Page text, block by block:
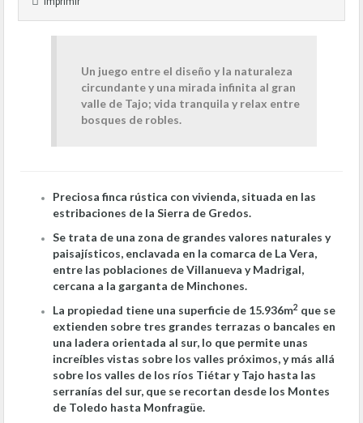
Un juego entre el diseño y la naturaleza
circundante y una mirada infinita al gran
valle de Tajo; vida tranquila y relax entre
bosques de robles.
Preciosa finca rústica con vivienda, situada en las
estribaciones de la Sierra de Gredos.
Se trata de una zona de grandes valores naturales y
paisajísticos, enclavada en la comarca de La Vera,
entre las poblaciones de Villanueva y Madrigal,
cercana a la garganta de Minchones.
La propiedad tiene una superficie de 15.936m2 que se
extienden sobre tres grandes terrazas o bancales en
una ladera orientada al sur, lo que permite unas
increíbles vistas sobre los valles próximos, y más allá
sobre los valles de los ríos Tiétar y Tajo hasta las
serranías del sur, que se recortan desde los Montes
de Toledo hasta Monfragüe.